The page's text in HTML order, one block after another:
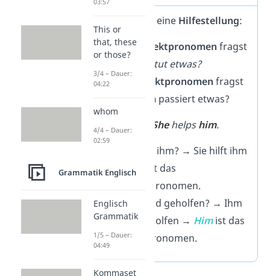
Hier hast du eine Hilfestellung:
FürSubjektpronomen fragst
tut etwas?
Objektpronomen fragst
Wempassiert etwas?
➡️
Beispiel: Shehelpshim.
hilft ihm? → Sie hilft ihm
→She
ist das
Subjektpronomen.
Wem
wird geholfen? → Ihm
wird geholfen → Him ist das
Objektpronomen.
This or
that, these
or those?
3/4 – Dauer:
04:22
whom
4/4 – Dauer:
02:59
Grammatik Englisch
Englisch
Grammatik
1/5 – Dauer:
04:49
Kommaset